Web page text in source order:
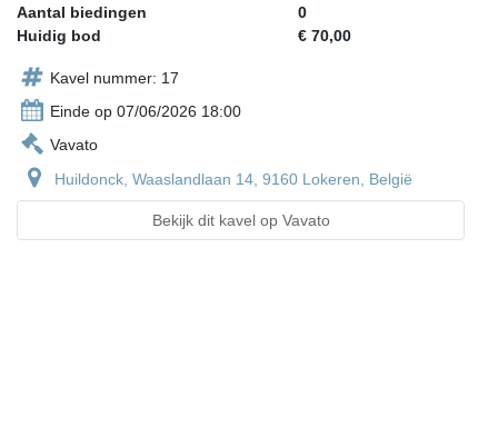
Aantal biedingen
0
Huidig bod
€ 70,00
Kavel nummer: 17
Einde op 07/06/2026 18:00
Vavato
Huildonck, Waaslandlaan 14, 9160 Lokeren, België
Bekijk dit kavel op Vavato